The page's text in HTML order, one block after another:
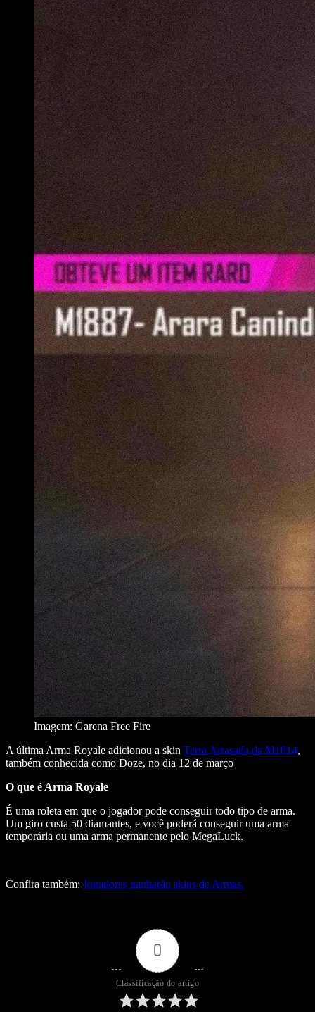
Imagem: Garena Free Fire
A última Arma Royale adicionou a skin Terra Arrasada da M1014,
também conhecida como Doze, no dia 12 de março
O que é Arma Royale
É uma roleta em que o jogador pode conseguir todo tipo de arma.
Um giro custa 50 diamantes, e você poderá conseguir uma arma
temporária ou uma arma permanente pelo MegaLuck.
Confira também: Jogadores ganharão skins de Armas.
0
Classificação do artigo